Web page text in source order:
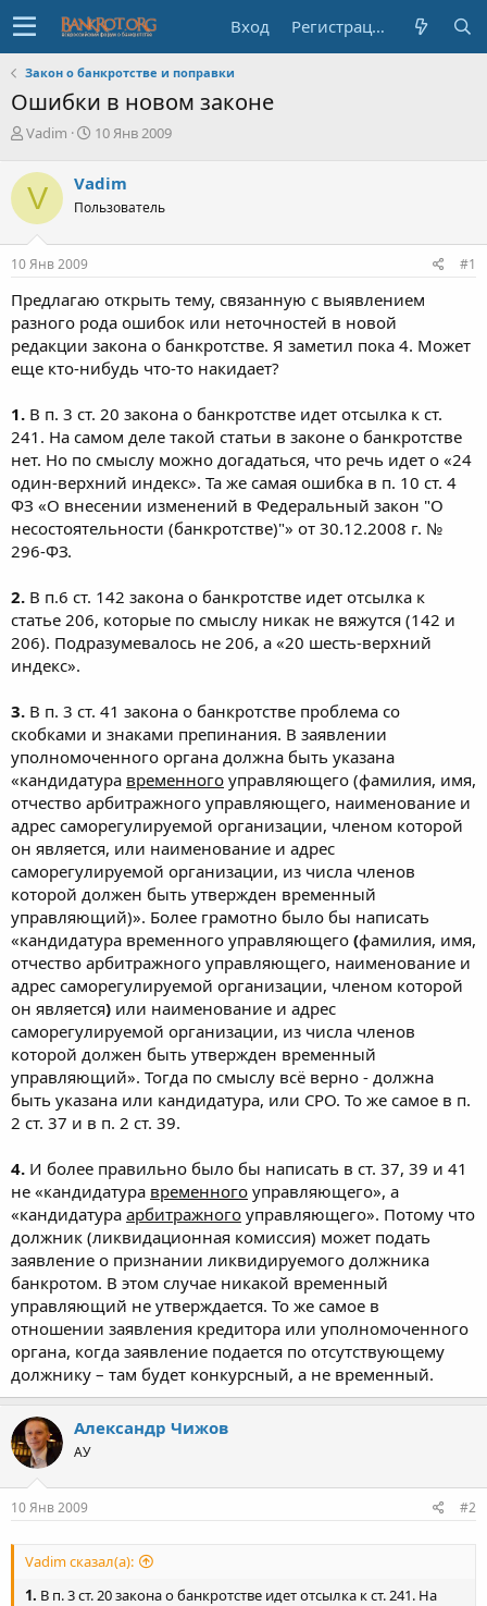
Вход Регистрация
Закон о банкротстве и поправки
Ошибки в новом законе
А
т
о
т
е
м
Vadim
Д
а
н
ч
а
10 Янв 2009
V Vadim
Пользователь
10 Янв 2009 #1
Предлагаю открыть тему, связанную с выявлением
разного рода ошибок или неточностей в новой
редакции закона о банкротстве. Я заметил пока 4. Может
еще кто-нибудь что-то накидает?
1. В п. 3 ст. 20 закона о банкротстве идет отсылка к ст.
241. На самом деле такой статьи в законе о банкротстве
нет. Но по смыслу можно догадаться, что речь идет о «24
один-верхний индекс». Та же самая ошибка в п. 10 ст. 4
ФЗ «О внесении изменений в Федеральный закон "О
несостоятельности (банкротстве)"» от 30.12.2008 г. №
296-ФЗ.
2. В п.6 ст. 142 закона о банкротстве идет отсылка к
статье 206, которые по смыслу никак не вяжутся (142 и
206). Подразумевалось не 206, а «20 шесть-верхний
индекс».
3. В п. 3 ст. 41 закона о банкротстве проблема со
скобками и знаками препинания. В заявлении
уполномоченного органа должна быть указана
«кандидатура временного управляющего (фамилия, имя,
отчество арбитражного управляющего, наименование и
адрес саморегулируемой организации, членом которой
он является, или наименование и адрес
саморегулируемой организации, из числа членов
которой должен быть утвержден временный
управляющий)». Более грамотно было бы написать
«кандидатура временного управляющего (фамилия, имя,
отчество арбитражного управляющего, наименование и
адрес саморегулируемой организации, членом которой
он является) или наименование и адрес
саморегулируемой организации, из числа членов
которой должен быть утвержден временный
управляющий». Тогда по смыслу всё верно - должна
быть указана или кандидатура, или СРО. То же самое в п.
2 ст. 37 и в п. 2 ст. 39.
4. И более правильно было бы написать в ст. 37, 39 и 41
не «кандидатура временного управляющего», а
«кандидатура арбитражного управляющего». Потому что
должник (ликвидационная комиссия) может подать
заявление о признании ликвидируемого должника
банкротом. В этом случае никакой временный
управляющий не утверждается. То же самое в
отношении заявления кредитора или уполномоченного
органа, когда заявление подается по отсутствующему
должнику – там будет конкурсный, а не временный.
Александр Чижов
АУ
10 Янв 2009 #2
Vadim сказал(а):
1. В п. 3 ст. 20 закона о банкротстве идет отсылка к ст. 241. На